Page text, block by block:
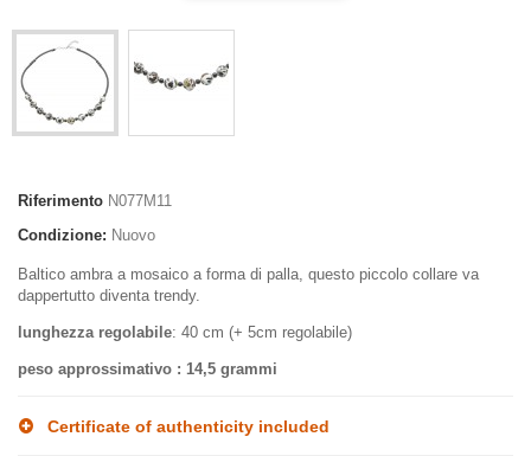
Riferimento N077M11
Condizione: Nuovo
Baltico ambra a mosaico a forma di palla, questo piccolo collare va
dappertutto diventa trendy.
lunghezza regolabile: 40 cm (+ 5cm regolabile)
peso approssimativo : 14,5 grammi
Certificate of authenticity included